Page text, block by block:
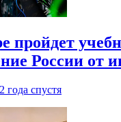
пройдет
России от
2 года спустя